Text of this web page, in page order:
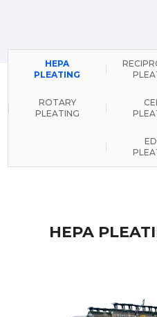
HEPA
PLEATING
ROTARY
PLEATING
HEPA